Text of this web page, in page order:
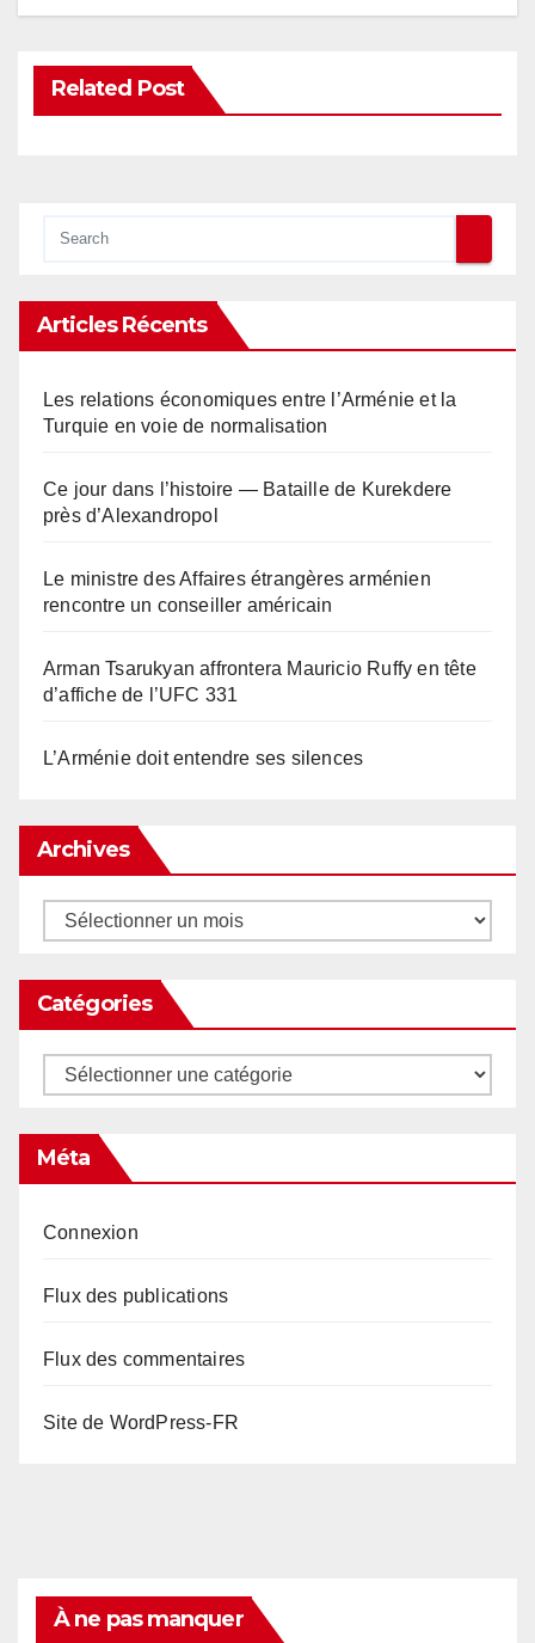
Related Post
Articles Récents
Les relations économiques entre l’Arménie et la
Turquie en voie de normalisation
Ce jour dans l’histoire — Bataille de Kurekdere
près d’Alexandropol
Le ministre des Affaires étrangères arménien
rencontre un conseiller américain
Arman Tsarukyan affrontera Mauricio Ruffy en tête
d’affiche de l’UFC 331
L’Arménie doit entendre ses silences
Archives
Archives
Catégories
Catégories
Méta
Connexion
Flux des publications
Flux des commentaires
Site de WordPress-FR
À ne pas manquer